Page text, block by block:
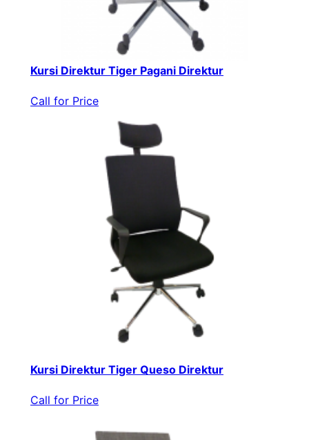
Kursi Direktur Tiger Pagani Direktur
Call for Price
Kursi Direktur Tiger Queso Direktur
Call for Price